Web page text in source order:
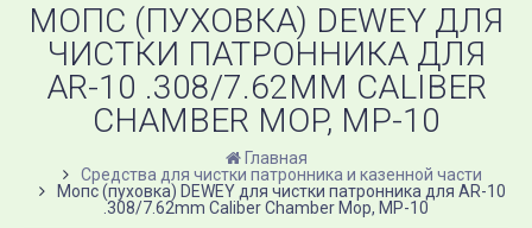
МОПС (ПУХОВКА) DEWEY ДЛЯ
ЧИСТКИ ПАТРОННИКА ДЛЯ
AR-10 .308/7.62MM CALIBER
CHAMBER MOP, MP-10
Главная
Средства для чистки патронника и казенной части
Мопс (пуховка) DEWEY для чистки патронника для AR-10
.308/7.62mm Caliber Chamber Mop, MP-10